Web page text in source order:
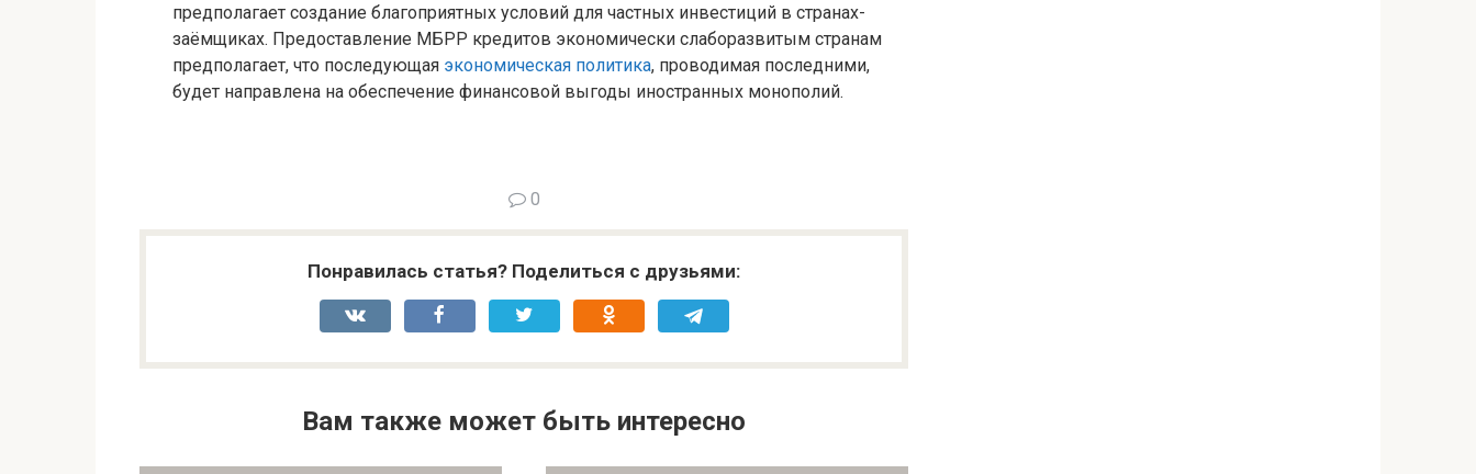
предполагает создание благоприятных условий для частных инвестиций в странах-
заёмщиках. Предоставление МБРР кредитов экономически слаборазвитым странам
предполагает, что последующая экономическая политика, проводимая последними,
будет направлена на обеспечение финансовой выгоды иностранных монополий.
0
Понравилась статья? Поделиться с друзьями:
Вам также может быть интересно